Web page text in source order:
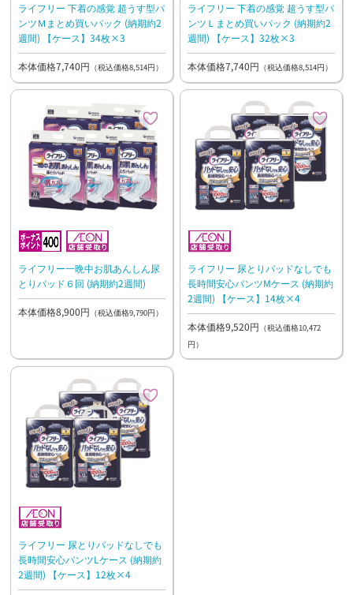
ライフリー 下着の感覚 超うす型パ
ンツＭまとめ買いパック (納期約2
週間) 【ケース】34枚×3
本体価格7,740円 （税込価格8,514円）
ライフリー 下着の感覚 超うす型パ
ンツＬまとめ買いパック (納期約2
週間) 【ケース】32枚×3
本体価格7,740円 （税込価格8,514円）
ライフリー一晩中お肌あんしん尿
とりパッド６回 (納期約2週間)
本体価格8,900円 （税込価格9,790円）
ライフリー 尿とりパッドなしでも
長時間安心パンツMケース (納期約
2週間) 【ケース】14枚×4
本体価格9,520円 （税込価格10,472
円）
ライフリー 尿とりパッドなしでも
長時間安心パンツLケース (納期約
2週間) 【ケース】12枚×4